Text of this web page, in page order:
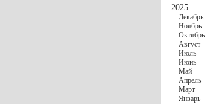
2025
Декабрь
Ноябрь
Октябрь
Август
Июль
Июнь
Май
Апрель
Март
Январь